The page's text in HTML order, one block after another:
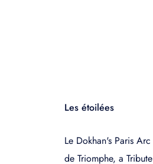
Les étoilées
Le Dokhan's Paris Arc
de Triomphe, a Tribute